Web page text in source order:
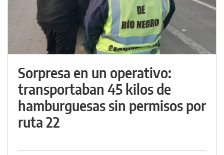
Sorpresa en un operativo:
transportaban 45 kilos de
hamburguesas sin permisos por
ruta 22